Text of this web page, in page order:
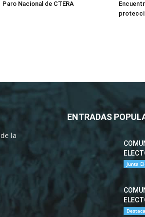
Paro Nacional de CTERA
la
ENTRADAS
Junta